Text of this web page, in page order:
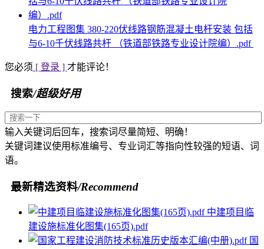
电力工程图集 380-220伏线路钢筋混凝土电杆安装 包括
与6-10千伏线路共杆 （铁道部铁路专业设计院编）.pdf
您必须 [ 登录 ] 才能评论！
搜索/超级好用
输入关键词后回车，搜索词尽量简短、明确！
关键词建议使用标准编号、专业词汇等指向性较强的短语、词
语。
最新精选资料/Recommend
中建项目临
建设施标准化图集(165页).pdf
国